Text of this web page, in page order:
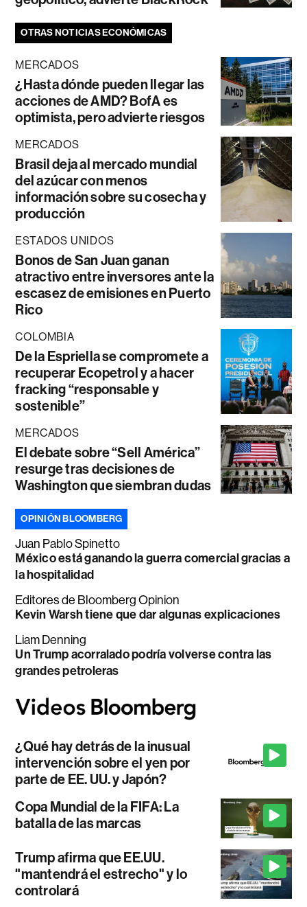
OTRAS NOTICIAS ECONÓMICAS
MERCADOS
¿Hasta dónde pueden llegar las
acciones de AMD? BofA es
optimista, pero advierte riesgos
MERCADOS
Brasil deja al mercado mundial
del azúcar con menos
información sobre su cosecha y
producción
ESTADOS UNIDOS
Bonos de San Juan ganan
atractivo entre inversores ante la
escasez de emisiones en Puerto
Rico
COLOMBIA
De la Espriella se compromete a
recuperar Ecopetrol y a hacer
fracking “responsable y
sostenible”
MERCADOS
El debate sobre “Sell América”
resurge tras decisiones de
Washington que siembran dudas
OPINIÓN BLOOMBERG
Juan Pablo Spinetto
México está ganando la guerra comercial gracias a
la hospitalidad
Editores de Bloomberg Opinion
Kevin Warsh tiene que dar algunas explicaciones
Liam Denning
Un Trump acorralado podría volverse contra las
grandes petroleras
¿Qué hay detrás de la inusual
intervención sobre el yen por
parte de EE. UU. y Japón?
Copa Mundial de la FIFA: La
batalla de las marcas
Trump afirma que EE.UU.
"mantendrá el estrecho" y lo
controlará